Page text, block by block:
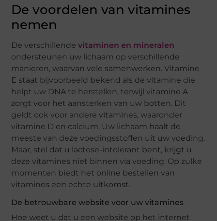
De voordelen van vitamines
nemen
De verschillendevitaminen en mineralen
ondersteunen uw lichaam op verschillende
manieren, waarvan vele samenwerken. Vitamine
E staat bijvoorbeeld bekend als de vitamine die
helpt uw DNA te herstellen, terwijl vitamine A
zorgt voor het aansterken van uw botten. Dit
geldt ook voor andere vitamines, waaronder
vitamine D en calcium. Uw lichaam haalt de
meeste van deze voedingsstoffen uit uw voeding.
Maar, stel dat u lactose-intolerant bent, krijgt u
deze vitamines niet binnen via voeding. Op zulke
momenten biedt het online bestellen van
vitamines een echte uitkomst.
De betrouwbare website voor uw vitamines
Hoe weet u dat u een website op het internet